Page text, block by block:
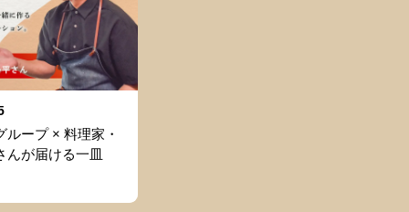
ループ × 料理家・
んが届ける一皿